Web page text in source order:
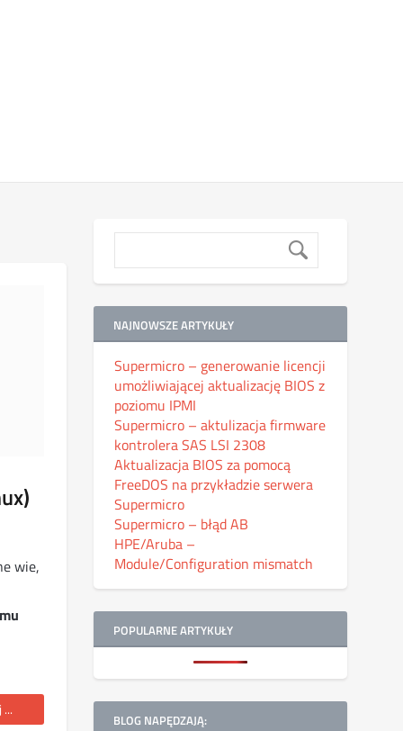
wie,
NAJNOWSZE ARTYKUŁY
Supermicro – generowanie licencji
umożliwiającej aktualizację BIOS z
poziomu IPMI
Supermicro – aktulizacja firmware
kontrolera SAS LSI 2308
Aktualizacja BIOS za pomocą
FreeDOS na przykładzie serwera
Supermicro
Supermicro – błąd AB
HPE/Aruba –
Module/Configuration mismatch
POPULARNE ARTYKUŁY
BLOG NAPĘDZAJĄ: